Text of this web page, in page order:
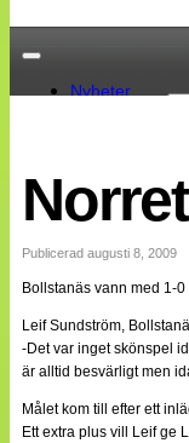
Nyheter
Landslaget
EM 2013
Bloggar
Lagen
Webb-TV
Cuper
Medlemsbilder
Till
NÄTverket
Publicerad augusti 8, 2009
Bollstanäs vann med 1-
Leif Sundström,
-Det var inget skönspel
är alltid besvärligt men
Målet kom till efter ett
Ett extra plus vill Leif ge